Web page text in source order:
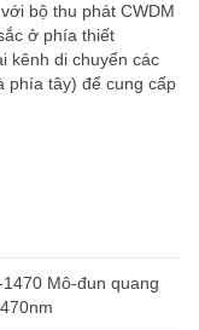
bộ thu phát CWDM
ở phía thiết
kênh di chuyển các
phía tây) để cung cấp
Mô-đun quang